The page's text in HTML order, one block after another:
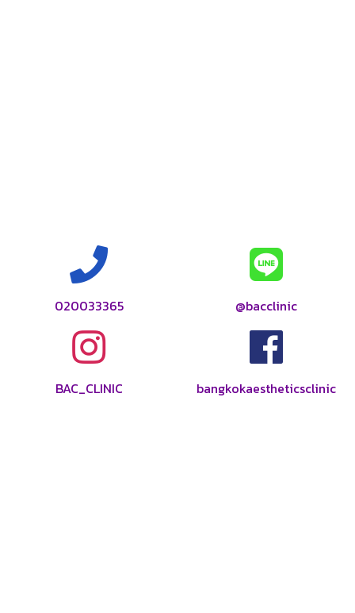
020033365 @bacclinic
BAC_CLINIC bangkokaestheticsclinic